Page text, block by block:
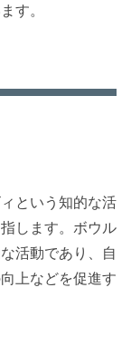
す。
という知的な活
します。ボウル
活動であり、自
上などを促進す